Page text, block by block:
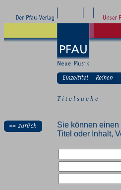
T i t e l s u c h e
Sie können
Titel oder Inhalt,